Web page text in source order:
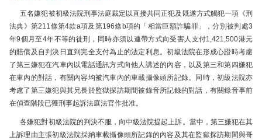
統計資料
財產申報查閱
下載區
法院電子平台
五名嫌犯被初級法院刑事法庭裁定以直接共同正犯及既遂方式觸犯一項《刑
法典》第211條第4款a項及第196條b項的「相當巨額詐騙罪」，分別被判處3
年9個月至4年不等的徙刑，同時亦須以連帶方式向受害人支付1,421,500港元
的賠償及自判決日直到完全支付為止的法定利息。初級法院在形成心證時考慮
了第三嫌犯在汽車內以電話通訊方式向他人講述的內容，以及第三和第四嫌犯
在車內的對話，有關內容均被汽車內的車載攝像頭所記錄。同時，初級法院亦
考慮了第三嫌犯與其兄長於監獄探訪期間被錄音所記錄的對話，有關錄音事前
在偵查階段已獲刑事起訴法庭法官作批准。
各嫌犯對初級法院的判決不服，向中級法院提起上訴。當中，第三嫌犯在其
上訴理由主張初級法院採納車載攝像頭所記錄的內容及其在監獄探訪期間與哥